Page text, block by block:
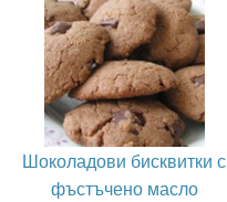
Шоколадови бисквитки с
фъстъчено масло